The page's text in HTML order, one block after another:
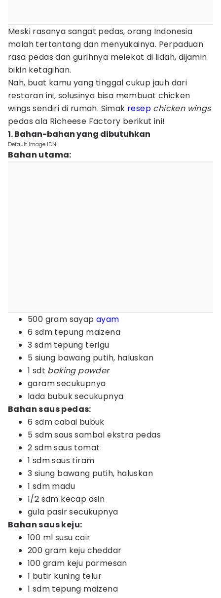
Meski rasanya sangat pedas, orang Indonesia
malah tertantang dan menyukainya. Perpaduan
rasa pedas dan gurihnya melekat di lidah, dijamin
bikin ketagihan.
Nah, buat kamu yang tinggal cukup jauh dari
restoran ini, solusinya bisa membuat chicken
wings sendiri di rumah. Simak resep chicken wings
pedas ala Richeese Factory berikut ini!
1. Bahan-bahan yang dibutuhkan
Default Image IDN
Bahan utama:
500 gram sayap ayam
6 sdm tepung maizena
3 sdm tepung terigu
5 siung bawang putih, haluskan
1 sdt baking powder
garam secukupnya
lada bubuk secukupnya
Bahan saus pedas:
6 sdm cabai bubuk
5 sdm saus sambal ekstra pedas
2 sdm saus tomat
1 sdm saus tiram
3 siung bawang putih, haluskan
1 sdm madu
1/2 sdm kecap asin
gula pasir secukupnya
Bahan saus keju:
100 ml susu cair
200 gram keju cheddar
100 gram keju parmesan
1 butir kuning telur
1 sdm tepung maizena